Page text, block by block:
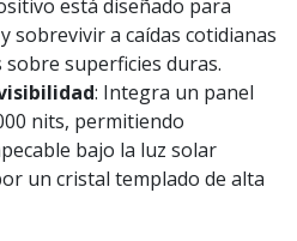
está diseñado para
sobrevivir a caídas cotidianas
superficies duras.
: Integra un panel
nits, permitiendo
bajo la luz solar
un cristal templado de alta